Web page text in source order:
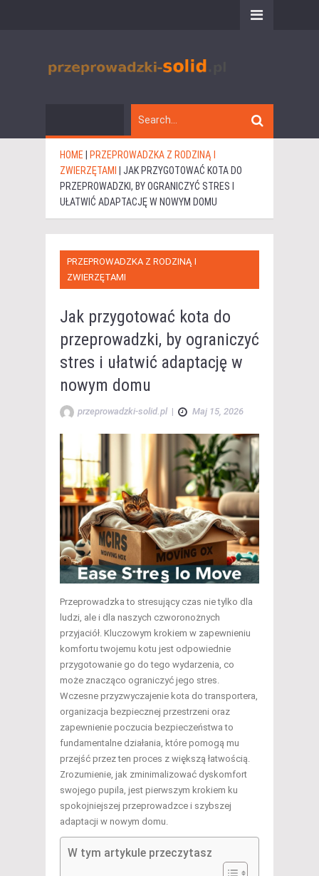
HOME
PRZEPROWADZKA Z RODZINĄ I
ZWIERZĘTAMI
JAK PRZYGOTOWAĆ KOTA DO
PRZEPROWADZKI, BY OGRANICZYĆ STRES I
UŁATWIĆ ADAPTACJĘ W NOWYM DOMU
PRZEPROWADZKA Z RODZINĄ I
ZWIERZĘTAMI
Jak przygotować kota do
przeprowadzki, by ograniczyć
stres i ułatwić adaptację w
nowym domu
przeprowadzki-solid.pl | Maj 15, 2026
Przeprowadzka to stresujący czas nie tylko dla
ludzi, ale i dla naszych czworonożnych
przyjaciół. Kluczowym krokiem w zapewnieniu
komfortu twojemu kotu jest odpowiednie
przygotowanie go do tego wydarzenia, co
może znacząco ograniczyć jego stres.
Wczesne przyzwyczajenie kota do transportera,
organizacja bezpiecznej przestrzeni oraz
zapewnienie poczucia bezpieczeństwa to
fundamentalne działania, które pomogą mu
przejść przez ten proces z większą łatwością.
Zrozumienie, jak zminimalizować dyskomfort
swojego pupila, jest pierwszym krokiem ku
spokojniejszej przeprowadzce i szybszej
adaptacji w nowym domu.
W tym artykule przeczytasz